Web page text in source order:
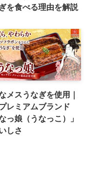
を食べる理由を解説
メスうなぎを使用｜
レミアムブランド
っ娘（うなっこ）」
しさ